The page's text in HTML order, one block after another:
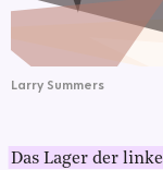
Larry Summers
Das Lager der